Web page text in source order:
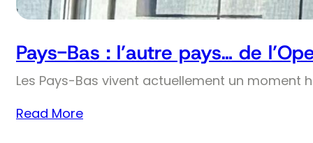
Pays-Bas : l’autre pays… de
Les Pays-Bas vivent actuellement un moment
Read More